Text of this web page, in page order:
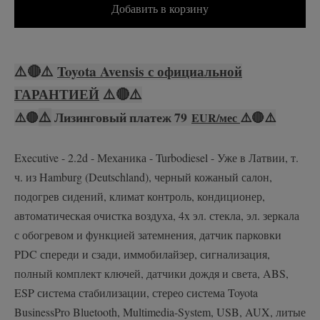
Добавить в корзину
⚠️🔴⚠️Toyota Avensis с официальной
ГАРАНТИЕЙ⚠️🔴⚠️
⚠️🔴⚠️Лизинговый платеж 79 EUR/мес ⚠️🔴⚠️
Executive - 2.2d - Механика - Turbodiesel - Уже в Латвии, т.
ч. из Hamburg (Deutschland), черный кожаный салон,
подогрев сидений, климат контроль, кондиционер,
автоматическая очистка воздуха, 4x эл. стекла, эл. зеркала
с обогревом и функцией затемнения, датчик парковки
PDC спереди и сзади, иммобилайзер, сигнализация,
полный комплект ключей, датчики дождя и света, ABS,
ESP система стабилизации, стерео система Toyota
BusinessPro Bluetooth, Multimedia-System, USB, AUX, литые